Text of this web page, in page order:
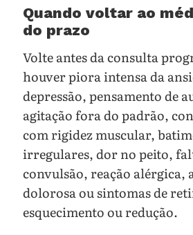
Quando voltar ao
do prazo
Volte antes da consulta
houver piora intensa da
depressão, pensamento de
agitação fora do padrão,
com rigidez muscular,
irregulares, dor no peito,
convulsão, reação alérgica,
dolorosa ou sintomas de
esquecimento ou redução.